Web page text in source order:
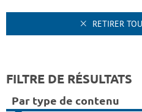
RETIRER
FILTRE DE RÉSULTATS
Par type de contenu